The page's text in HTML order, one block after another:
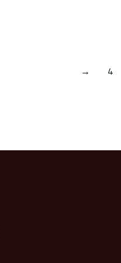
4
→